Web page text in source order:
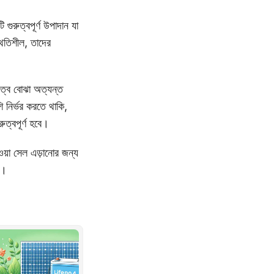
গুরুত্বপূর্ণ উপাদান যা
তাদের
বোঝা অত্যন্ত
করতে থাকি,
হবে।
সেল এড়ানোর জন্য